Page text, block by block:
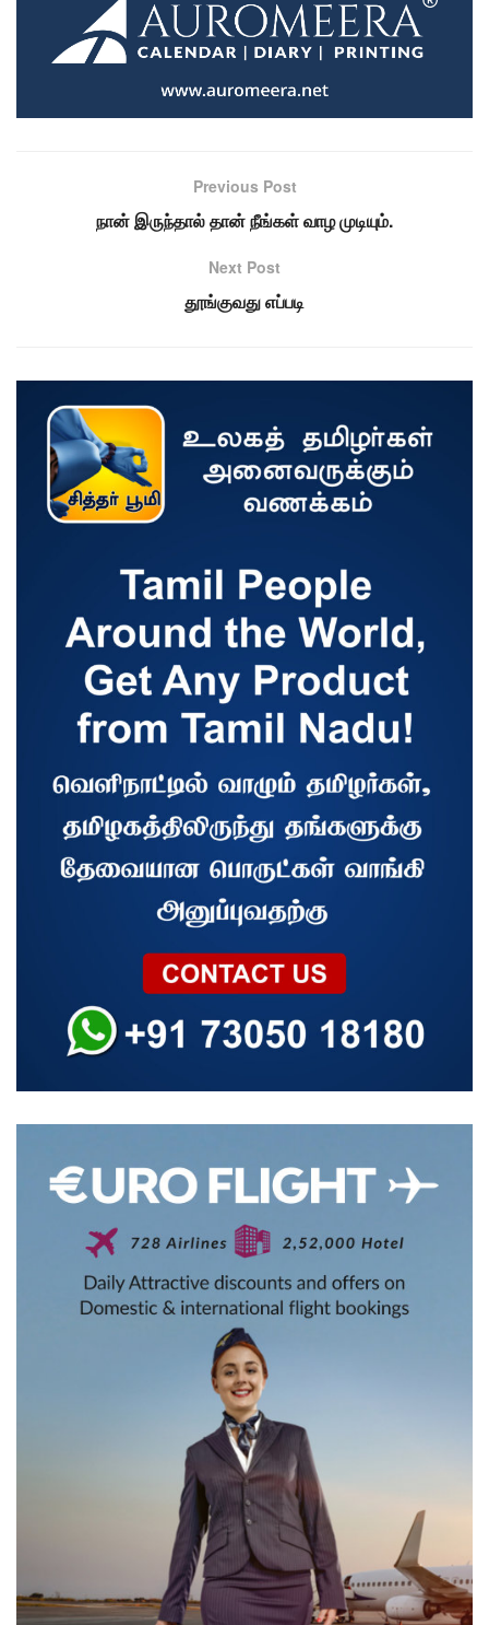
Previous Post
நான் இருந்தால் தான் நீங்கள் வாழ முடியும்.
Next Post
தூங்குவது எப்படி